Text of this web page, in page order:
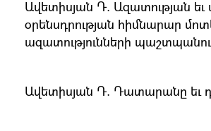
Ավետիսյան Դ. Ազատության
օրենսդրության հիմնարար
ազատությունների
Ավետիսյան Դ. Դատարանը եւ